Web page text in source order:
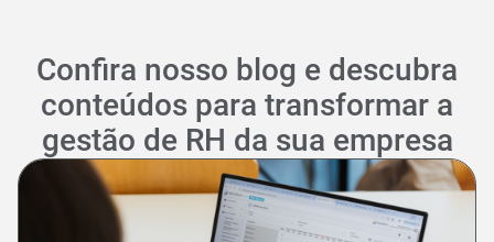
Confira nosso blog e descubra
conteúdos para transformar a
gestão de RH da sua empresa